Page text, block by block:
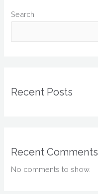
Search
Recent Posts
Recent Comments
No comments to show.